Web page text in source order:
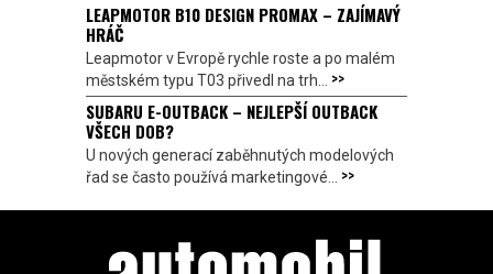
LEAPMOTOR B10 DESIGN PROMAX – ZAJÍMAVÝ
HRÁČ
Leapmotor v Evropě rychle roste a po malém
městském typu T03 přivedl na trh... >>
SUBARU E-OUTBACK – NEJLEPŠÍ OUTBACK
VŠECH DOB?
U nových generací zaběhnutých modelových
řad se často používá marketingové... >>